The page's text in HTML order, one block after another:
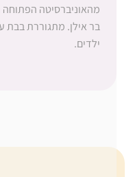
מהאוניברסיטה הפתוחה
בר אילן. מתגוררת בבת
ילדים.